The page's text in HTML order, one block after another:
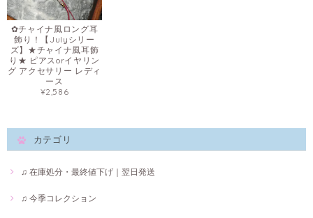
✿チャイナ風ロング耳
飾り！【Julyシリー
ズ】★チャイナ風耳飾
り★ ピアスorイヤリン
グ アクセサリー レディ
ース
¥2,586
カテゴリ
♫ 在庫処分・最終値下げ｜翌日発送
♫ 今季コレクション